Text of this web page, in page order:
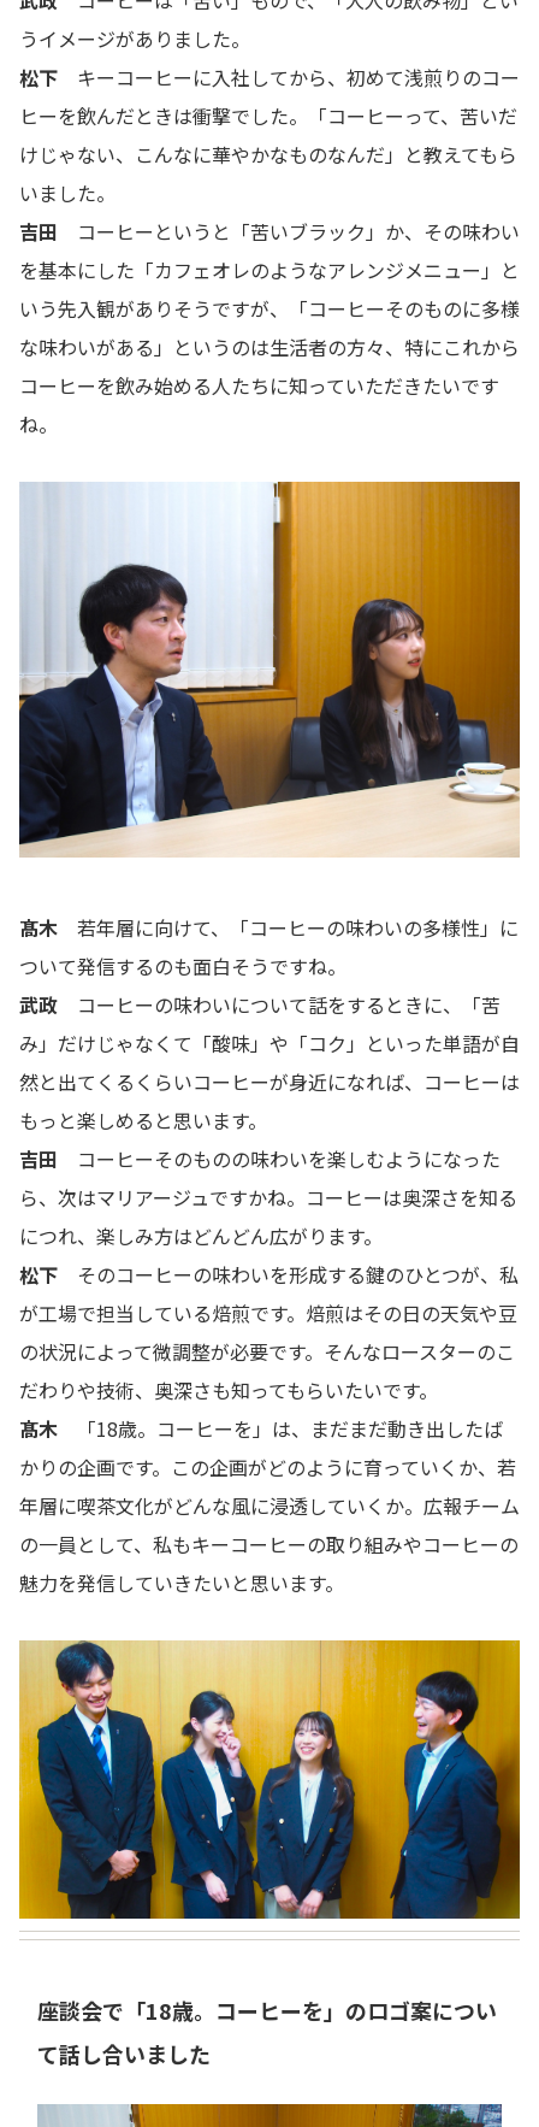
うイメージがありました。
松下 キーコーヒーに入社してから、初めて浅煎りのコー
ヒーを飲んだときは衝撃でした。「コーヒーって、苦いだ
けじゃない、こんなに華やかなものなんだ」と教えてもら
いました。
吉田 コーヒーというと「苦いブラック」か、その味わい
を基本にした「カフェオレのようなアレンジメニュー」と
いう先入観がありそうですが、「コーヒーそのものに多様
な味わいがある」というのは生活者の方々、特にこれから
コーヒーを飲み始める人たちに知っていただきたいです
ね。
髙木 若年層に向けて、「コーヒーの味わいの多様性」に
ついて発信するのも面白そうですね。
武政 コーヒーの味わいについて話をするときに、「苦
み」だけじゃなくて「酸味」や「コク」といった単語が自
然と出てくるくらいコーヒーが身近になれば、コーヒーは
もっと楽しめると思います。
吉田 コーヒーそのものの味わいを楽しむようになった
ら、次はマリアージュですかね。コーヒーは奥深さを知る
につれ、楽しみ方はどんどん広がります。
松下 そのコーヒーの味わいを形成する鍵のひとつが、私
が工場で担当している焙煎です。焙煎はその日の天気や豆
の状況によって微調整が必要です。そんなロースターのこ
だわりや技術、奥深さも知ってもらいたいです。
髙木 「18歳。コーヒーを」は、まだまだ動き出したば
かりの企画です。この企画がどのように育っていくか、若
年層に喫茶文化がどんな風に浸透していくか。広報チーム
の一員として、私もキーコーヒーの取り組みやコーヒーの
魅力を発信していきたいと思います。
座談会で「18歳。コーヒーを」のロゴ案につい
て話し合いました